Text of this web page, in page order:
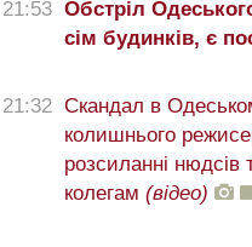
21:53 Обстріл
сім будинків, є
21:32 Скандал в
колишнього
розсиланні нюдсів
колегам (відео)